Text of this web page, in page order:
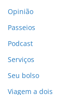
Opinião
Passeios
Podcast
Serviços
Seu bolso
Viagem a dois